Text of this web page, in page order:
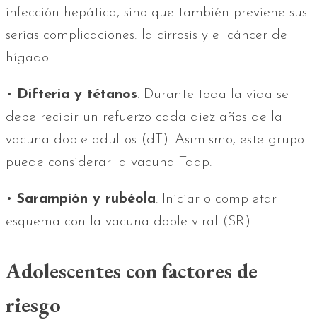
infección hepática, sino que también previene sus
serias complicaciones: la cirrosis y el cáncer de
hígado.
• Difteria y tétanos. Durante toda la vida se
debe recibir un refuerzo cada diez años de la
vacuna doble adultos (dT). Asimismo, este grupo
puede considerar la vacuna Tdap.
• Sarampión y rubéola. Iniciar o completar
esquema con la vacuna doble viral (SR).
Adolescentes con factores de
riesgo